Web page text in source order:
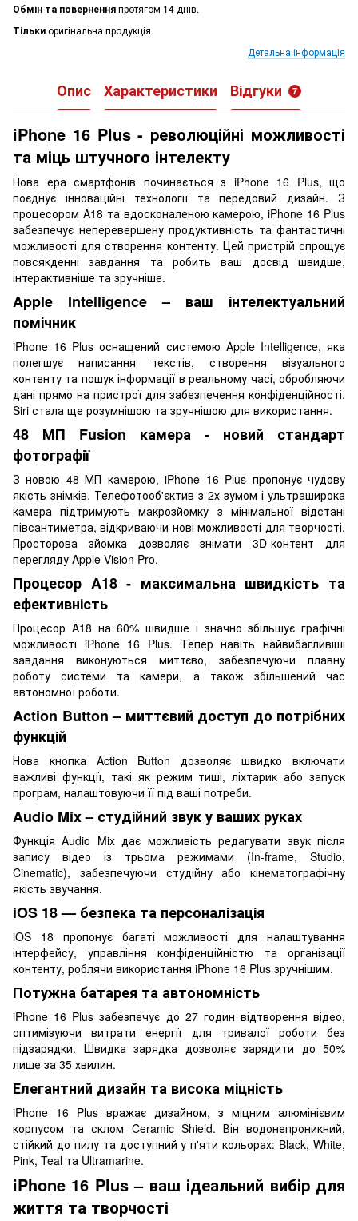
Обмін та поверненняпротягом 14 днів.
Тількиоригінальна продукція.
Детальна інформація
Опис Характеристики Відгуки 7
iPhone 16 Plus - революційні можливості
та міць штучного інтелекту
Нова ера смартфонів починається з iPhone 16 Plus, що
поєднує інноваційні технології та передовий дизайн. З
процесором A18 та вдосконаленою камерою, iPhone 16 Plus
забезпечує неперевершену продуктивність та фантастичні
можливості для створення контенту. Цей пристрій спрощує
повсякденні завдання та робить ваш досвід швидше,
інтерактивніше та зручніше.
Apple Intelligence – ваш інтелектуальний
помічник
iPhone 16 Plus оснащений системою Apple Intelligence, яка
полегшує написання текстів, створення візуального
контенту та пошук інформації в реальному часі, обробляючи
дані прямо на пристрої для забезпечення конфіденційності.
Siri стала ще розумнішою та зручнішою для використання.
48 МП Fusion камера - новий стандарт
фотографії
З новою 48 МП камерою, iPhone 16 Plus пропонує чудову
якість знімків. Телефотооб'єктив з 2x зумом і ультраширока
камера підтримують макрозйомку з мінімальної відстані
півсантиметра, відкриваючи нові можливості для творчості.
Просторова зйомка дозволяє знімати 3D-контент для
перегляду Apple Vision Pro.
Процесор A18 - максимальна швидкість та
ефективність
Процесор A18 на 60% швидше і значно збільшує графічні
можливості iPhone 16 Plus. Тепер навіть найвибагливіші
завдання виконуються миттєво, забезпечуючи плавну
роботу системи та камери, а також збільшений час
автономної роботи.
Action Button – миттєвий доступ до потрібних
функцій
Нова кнопка Action Button дозволяє швидко включати
важливі функції, такі як режим тиші, ліхтарик або запуск
програм, налаштовуючи її під ваші потреби.
Audio Mix – студійний звук у ваших руках
Функція Audio Mix дає можливість редагувати звук після
запису відео із трьома режимами (In-frame, Studio,
Cinematic), забезпечуючи студійну або кінематографічну
якість звучання.
iOS 18 — безпека та персоналізація
iOS 18 пропонує багаті можливості для налаштування
інтерфейсу, управління конфіденційністю та організації
контенту, роблячи використання iPhone 16 Plus зручнішим.
Потужна батарея та автономність
iPhone 16 Plus забезпечує до 27 годин відтворення відео,
оптимізуючи витрати енергії для тривалої роботи без
підзарядки. Швидка зарядка дозволяє зарядити до 50%
лише за 35 хвилин.
Елегантний дизайн та висока міцність
iPhone 16 Plus вражає дизайном, з міцним алюмінієвим
корпусом та склом Ceramic Shield. Він водонепроникний,
стійкий до пилу та доступний у п'яти кольорах: Black, White,
Pink, Teal та Ultramarine.
iPhone 16 Plus – ваш ідеальний вибір для
життя та творчості